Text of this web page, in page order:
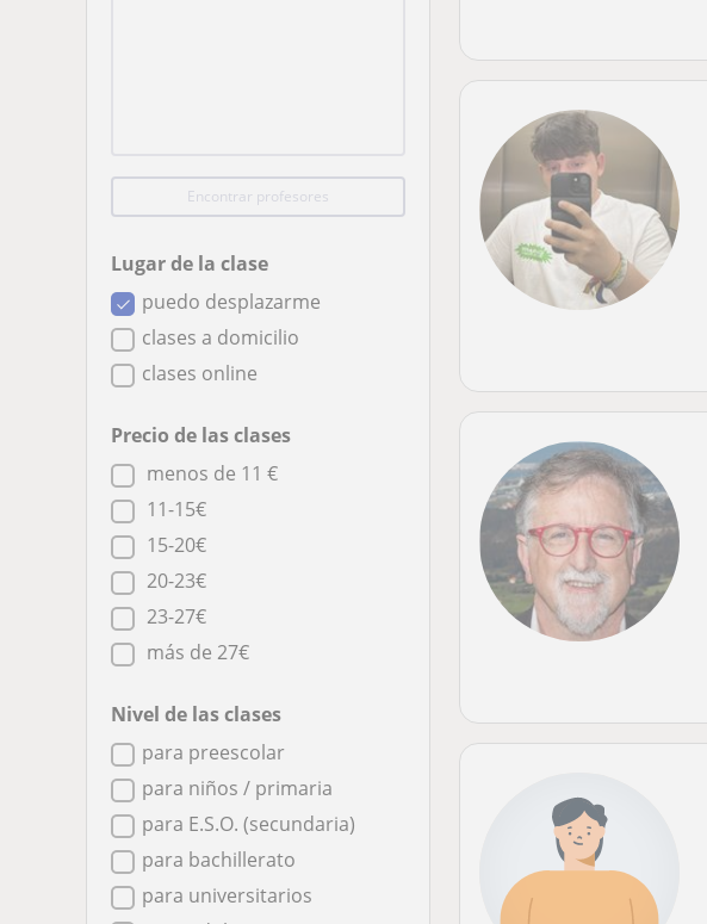
Encontrar profesores
Lugar de la clase
puedo desplazarme
clases a domicilio
clases online
Precio de las clases
menos de 11 €
11-15€
15-20€
20-23€
23-27€
más de 27€
Nivel de las clases
para preescolar
para niños / primaria
para E.S.O. (secundaria)
para bachillerato
para universitarios